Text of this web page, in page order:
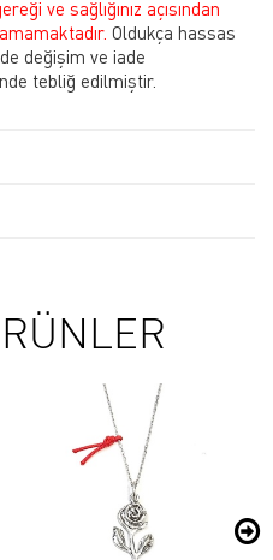
ve sağlığınız açısından
Oldukça hassas
değişim ve iade
tebliğ edilmiştir.